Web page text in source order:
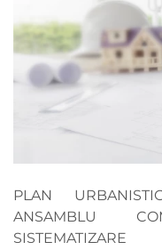
PLAN
ANSAMBLU